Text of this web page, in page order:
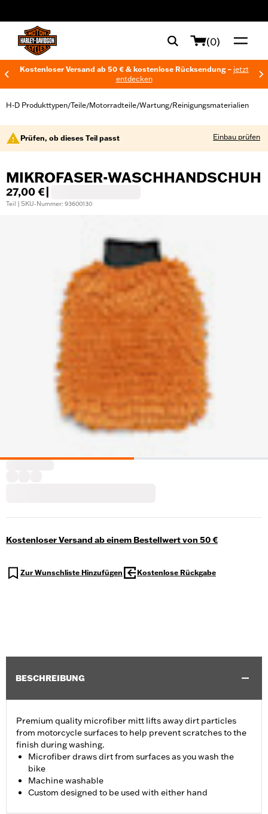
(0)
Kostenloser Versand ab 50 € & kostenlose Rücksendung – jetzt
entdecken
H-D Produkttypen/Teile/Motorradteile/Wartung/Reinigungsmaterialien
Prüfen, ob dieses Teil passt Einbau prüfen
MIKROFASER-WASCHHANDSCHUH
27,00 €
Teil | SKU-Nummer: 93600130
Kostenloser Versand ab einem Bestellwert von 50 €
Zur Wunschliste Hinzufügen Kostenlose Rückgabe
BESCHREIBUNG
Premium quality microfiber mitt lifts away dirt particles
from motorcycle surfaces to help prevent scratches to the
finish during washing.
Microfiber draws dirt from surfaces as you wash the
bike
Machine washable
Custom designed to be used with either hand